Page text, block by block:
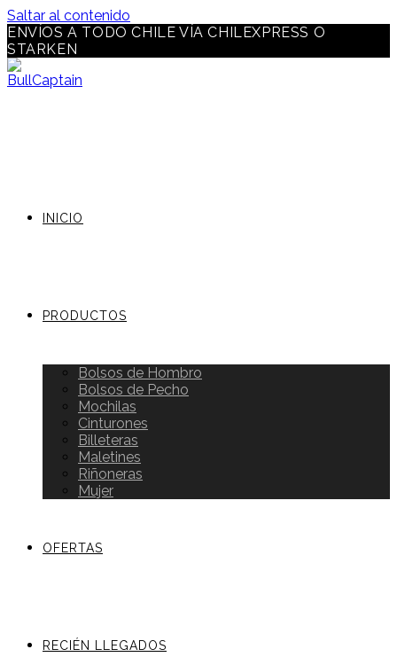
Saltar al contenido
ENVÍOS A TODO CHILE VÍA CHILEXPRESS O
STARKEN
INICIO
PRODUCTOS
Bolsos de Hombro
Bolsos de Pecho
Mochilas
Cinturones
Billeteras
Maletines
Riñoneras
Mujer
OFERTAS
RECIÉN LLEGADOS